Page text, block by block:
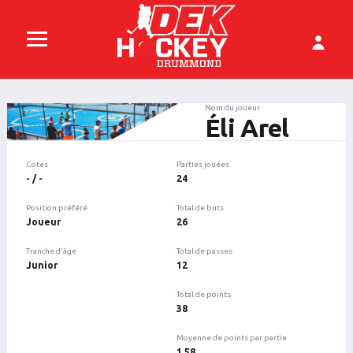
Nom du joueur
Éli Arel
Cotes
- / -
Position préféré
Joueur
Tranche d'âge
Junior
Parties jouées
24
Total de buts
26
Total de passes
12
Total de points
38
Moyenne de points par partie